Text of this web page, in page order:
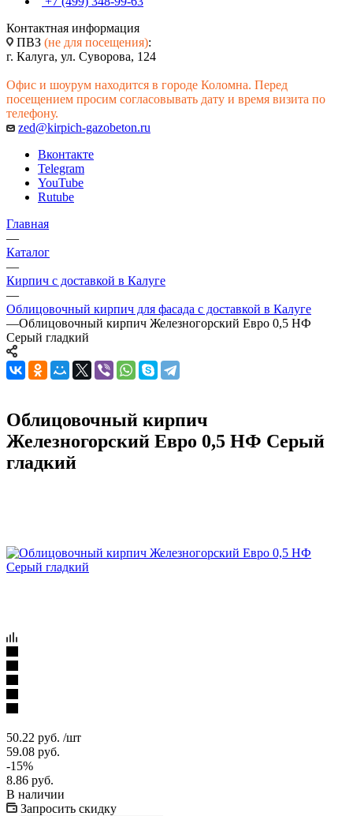
Контактная информация
ПВЗ (не для посещения):
г. Калуга, ул. Суворова, 124
Офис и шоурум находится в городе Коломна. Перед
посещением просим согласовывать дату и время визита по
телефону.
zed@kirpich-gazobeton.ru
Вконтакте
Telegram
YouTube
Rutube
Главная
—
Каталог
—
Кирпич с доставкой в Калуге
—
Облицовочный кирпич для фасада с доставкой в Калуге
—Облицовочный кирпич Железногорский Евро 0,5 НФ
Серый гладкий
Облицовочный кирпич
Железногорский Евро 0,5 НФ Серый
гладкий
50.22 руб. /шт
59.08 руб.
-15%
8.86 руб.
В наличии
Запросить скидку